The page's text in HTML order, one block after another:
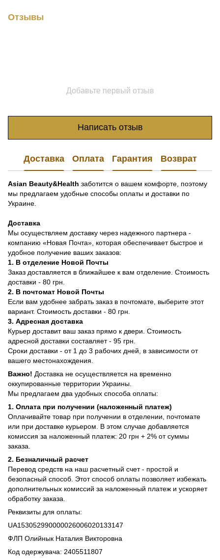
Отзывы
Добавьте первый отзыв
Написать отзыв
Доставка Оплата Гарантия Возврат
Asian Beauty&Health заботится о вашем комфорте, поэтому
мы предлагаем удобные способы оплаты и доставки по
Украине.
Доставка
Мы осуществляем доставку через надежного партнера -
компанию «Новая Почта», которая обеспечивает быстрое и
удобное получение ваших заказов:
1. В отделение Новой Почты
Заказ доставляется в ближайшее к вам отделение. Стоимость
доставки - 80 грн.
2. В почтомат Новой Почты
Если вам удобнее забрать заказ в почтомате, выберите этот
вариант. Стоимость доставки - 80 грн.
3. Адресная доставка
Курьер доставит ваш заказ прямо к двери. Стоимость
адресной доставки составляет - 95 грн.
Сроки доставки - от 1 до 3 рабочих дней, в зависимости от
вашего местонахождения.
Важно! Доставка не осуществляется на временно
оккупированные территории Украины.
Мы предлагаем два удобных способа оплаты:
1. Оплата при получении (наложенный платеж)
Оплачивайте товар при получении в отделении, почтомате
или при доставке курьером. В этом случае добавляется
комиссия за наложенный платеж: 20 грн + 2% от суммы
заказа.
2. Безналичный расчет
Перевод средств на наш расчетный счет - простой и
безопасный способ. Этот способ оплаты позволяет избежать
дополнительных комиссий за наложенный платеж и ускоряет
обработку заказа.
Реквизиты для оплаты:
UA153052990000026006020133147
ФЛП Олийнык Наталия Викторовна
Код одержувача: 2405511807